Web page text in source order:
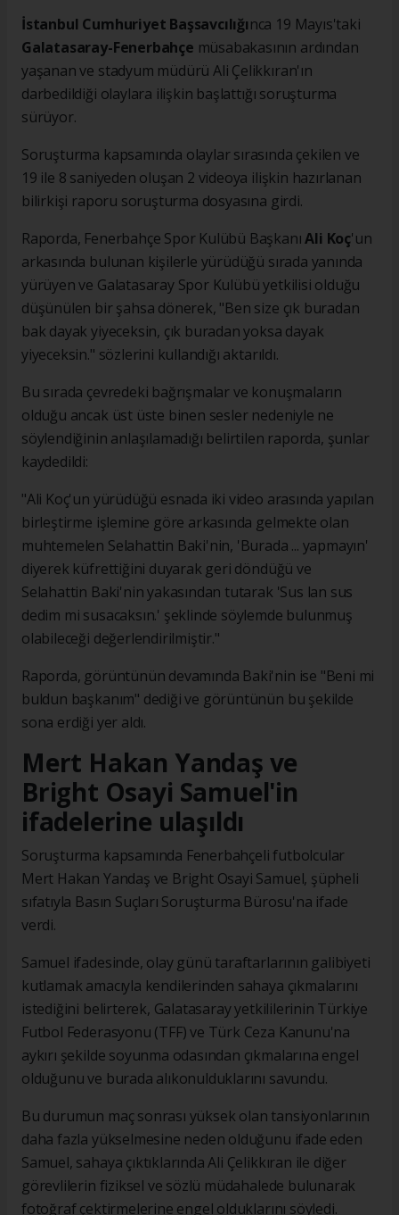
İstanbul Cumhuriyet Başsavcılığınca 19 Mayıs'taki
Galatasaray-Fenerbahçe müsabakasının ardından
yaşanan ve stadyum müdürü Ali Çelikkıran'ın
darbedildiği olaylara ilişkin başlattığı soruşturma
sürüyor.
Soruşturma kapsamında olaylar sırasında çekilen ve
19 ile 8 saniyeden oluşan 2 videoya ilişkin hazırlanan
bilirkişi raporu soruşturma dosyasına girdi.
Raporda, Fenerbahçe Spor Kulübü BaşkanıAli Koç'un
arkasında bulunan kişilerle yürüdüğü sırada yanında
yürüyen ve Galatasaray Spor Kulübü yetkilisi olduğu
düşünülen bir şahsa dönerek, "Ben size çık buradan
bak dayak yiyeceksin, çık buradan yoksa dayak
yiyeceksin." sözlerini kullandığı aktarıldı.
Bu sırada çevredeki bağrışmalar ve konuşmaların
olduğu ancak üst üste binen sesler nedeniyle ne
söylendiğinin anlaşılamadığı belirtilen raporda, şunlar
kaydedildi:
"Ali Koç'un yürüdüğü esnada iki video arasında yapılan
birleştirme işlemine göre arkasında gelmekte olan
muhtemelen Selahattin Baki'nin, 'Burada ... yapmayın'
diyerek küfrettiğini duyarak geri döndüğü ve
Selahattin Baki'nin yakasından tutarak 'Sus lan sus
dedim mi susacaksın.' şeklinde söylemde bulunmuş
olabileceği değerlendirilmiştir."
Raporda, görüntünün devamında Baki'nin ise "Beni mi
buldun başkanım" dediği ve görüntünün bu şekilde
sona erdiği yer aldı.
Mert Hakan Yandaş ve
Bright Osayi Samuel'in
ifadelerine ulaşıldı
Soruşturma kapsamında Fenerbahçeli futbolcular
Mert Hakan Yandaş ve Bright Osayi Samuel, şüpheli
sıfatıyla Basın Suçları Soruşturma Bürosu'na ifade
verdi.
Samuel ifadesinde, olay günü taraftarlarının galibiyeti
kutlamak amacıyla kendilerinden sahaya çıkmalarını
istediğini belirterek, Galatasaray yetkililerinin Türkiye
Futbol Federasyonu (TFF) ve Türk Ceza Kanunu'na
aykırı şekilde soyunma odasından çıkmalarına engel
olduğunu ve burada alıkonulduklarını savundu.
Bu durumun maç sonrası yüksek olan tansiyonlarının
daha fazla yükselmesine neden olduğunu ifade eden
Samuel, sahaya çıktıklarında Ali Çelikkıran ile diğer
görevlilerin fiziksel ve sözlü müdahalede bulunarak
fotoğraf çektirmelerine engel olduklarını söyledi.